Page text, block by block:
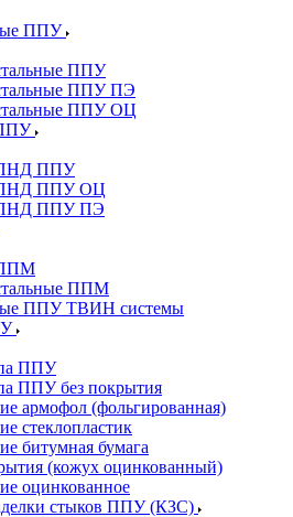
ППУ
ППУ
ППУ ПЭ
ППУ ОЦ
ППУ
ППУ ОЦ
ППУ ПЭ
ППМ
ППУ ТВИН системы
ППУ
ППУ без покрытия
армофол (фольгированная)
стеклопластик
битумная бумага
(кожух оцинкованный)
оцинкованное
стыков ППУ (КЗС)